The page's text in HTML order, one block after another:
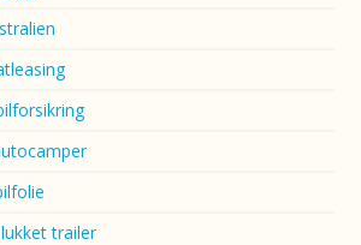
trailer